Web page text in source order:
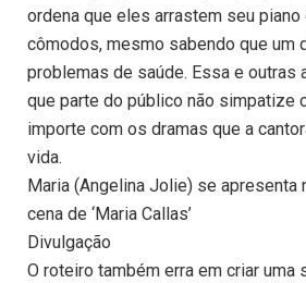
ordena que eles arrastem seu piano
cômodos, mesmo sabendo que um
problemas de saúde. Essa e outras
que parte do público não simpatize
importe com os dramas que a
vida.
Maria (Angelina Jolie) se apresenta
cena de ‘Maria Callas’
Divulgação
O roteiro também erra em criar uma